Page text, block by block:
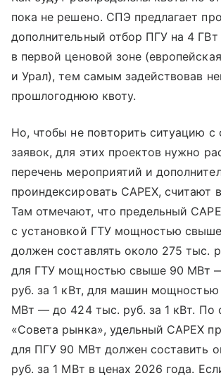
пока не решено. СПЭ предлагает
дополнительный отбор ПГУ на 4
в первой ценовой зоне
и Урал), тем самым задействовав
прошлогоднюю квоту.
Но, чтобы не повторить ситуацию с
заявок, для этих проектов нужно
перечень мероприятий и
проиндексировать CAPEX, считают
Там отмечают, что предельный
с установкой ГТУ мощностью
должен составлять около 275 тыс.
для ГТУ мощностью свыше 90 МВт
руб. за 1 кВт, для машин
МВт — до 424 тыс. руб. за 1 кВт. По
«Совета рынка», удельный CAPEX
для ПГУ 90 МВт должен составить
руб. за 1 МВт в ценах 2026 года.